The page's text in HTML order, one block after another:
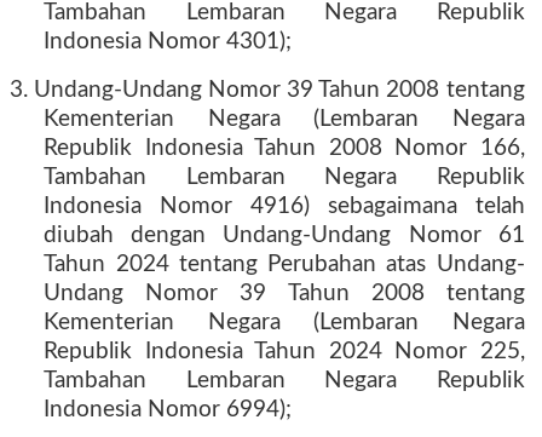
Tambahan Lembaran Negara Republik
Indonesia Nomor 4301);
3. Undang-Undang Nomor 39 Tahun 2008 tentang
Kementerian Negara (Lembaran Negara
Republik Indonesia Tahun 2008 Nomor 166,
Tambahan Lembaran Negara Republik
Indonesia Nomor 4916) sebagaimana telah
diubah dengan Undang-Undang Nomor 61
Tahun 2024 tentang Perubahan atas Undang-
Undang Nomor 39 Tahun 2008 tentang
Kementerian Negara (Lembaran Negara
Republik Indonesia Tahun 2024 Nomor 225,
Tambahan Lembaran Negara Republik
Indonesia Nomor 6994);